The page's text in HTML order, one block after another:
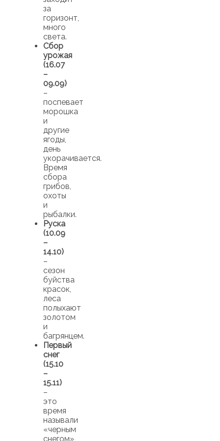
за
горизонт,
много
света.
Сбор
урожая
(16.07
–
09.09)
–
поспевает
морошка
и
другие
ягоды,
день
укорачивается.
Время
сбора
грибов,
охоты
и
рыбалки.
Руска
(10.09
–
14.10)
–
сезон
буйства
красок,
леса
полыхают
золотом
и
багрянцем.
Первый
снег
(15.10
–
15.11)
–
это
время
называли
«черным
снегом»,